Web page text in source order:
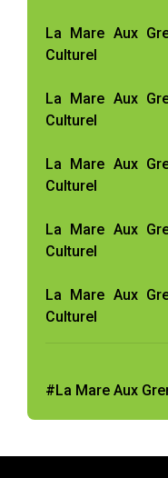
La Mare Aux
Culturel
La Mare Aux
Culturel
La Mare Aux
Culturel
La Mare Aux
Culturel
La Mare Aux
Culturel
#La Mare Aux